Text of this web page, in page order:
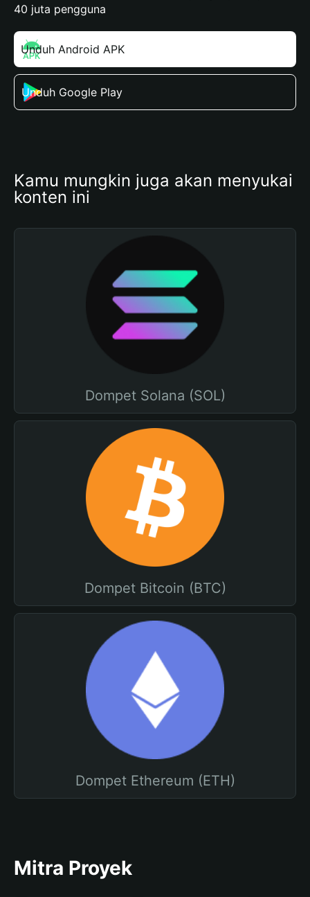
40 juta pengguna
Unduh Android APK
Unduh Google Play
Kamu mungkin juga akan menyukai
konten ini
Dompet Solana (SOL)
Dompet Bitcoin (BTC)
Dompet Ethereum (ETH)
Mitra Proyek